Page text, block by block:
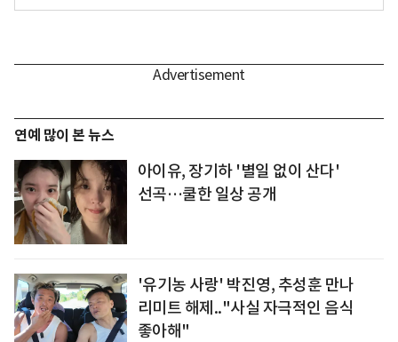
연예 많이 본 뉴스
아이유, 장기하 '별일 없이 산다'
선곡…쿨한 일상 공개
'유기농 사랑' 박진영, 추성훈 만나
리미트 해제.."사실 자극적인 음식
좋아해"